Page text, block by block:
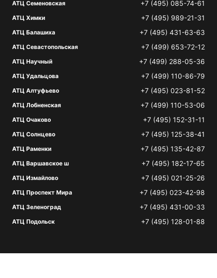
АТЦ Семеновская +7 (495) 085-74-61
АТЦ Химки +7 (495) 989-21-31
АТЦ Балашиха +7 (495) 431-63-63
АТЦ Севастопольская +7 (499) 653-72-12
АТЦ Научный +7 (499) 288-05-36
АТЦ Удальцова +7 (499) 110-86-79
АТЦ Алтуфьево +7 (495) 023-81-52
АТЦ Лобненская +7 (499) 110-53-06
АТЦ Очаково +7 (495) 152-31-11
АТЦ Солнцево +7 (495) 125-38-41
АТЦ Раменки +7 (495) 135-42-87
АТЦ Варшавское ш +7 (495) 182-17-65
АТЦ Измайлово +7 (495) 021-25-26
АТЦ Проспект Мира +7 (495) 023-42-98
АТЦ Зеленоград +7 (495) 431-00-33
АТЦ Подольск +7 (495) 128-01-88